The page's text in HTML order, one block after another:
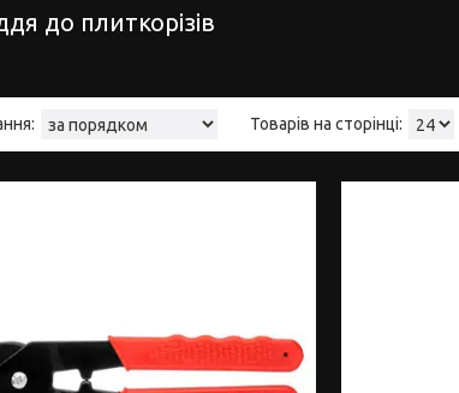
до плиткорізів